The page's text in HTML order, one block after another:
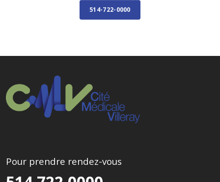
514-722-0000
Pour prendre rendez-vous